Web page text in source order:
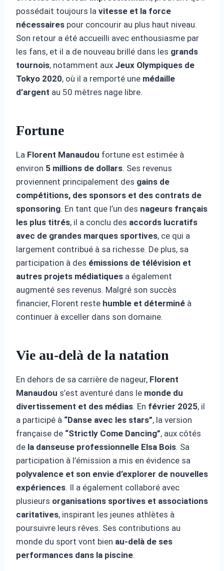
possédait toujours la vitesse et la force
nécessaires pour concourir au plus haut niveau.
Son retour a été accueilli avec enthousiasme par
les fans, et il a de nouveau brillé dans les grands
tournois, notamment aux Jeux Olympiques de
Tokyo 2020, où il a remporté une médaille
d’argent au 50 mètres nage libre.
Fortune
La Florent Manaudou fortune est estimée à
environ 5 millions de dollars. Ses revenus
proviennent principalement des gains de
compétitions, des sponsors et des contrats de
sponsoring. En tant que l’un des nageurs français
les plus titrés, il a conclu des accords lucratifs
avec de grandes marques sportives, ce qui a
largement contribué à sa richesse. De plus, sa
participation à des émissions de télévision et
autres projets médiatiques a également
augmenté ses revenus. Malgré son succès
financier, Florent reste humble et déterminé à
continuer à exceller dans son domaine.
Vie au-delà de la natation
En dehors de sa carrière de nageur, Florent
Manaudou s’est aventuré dans le monde du
divertissement et des médias. En février 2025, il
a participé à “Danse avec les stars”, la version
française de “Strictly Come Dancing”, aux côtés
de la danseuse professionnelle Elsa Bois. Sa
participation à l’émission a mis en évidence sa
polyvalence et son envie d’explorer de nouvelles
expériences. Il a également collaboré avec
plusieurs organisations sportives et associations
caritatives, inspirant les jeunes athlètes à
poursuivre leurs rêves. Ses contributions au
monde du sport vont bien au-delà de ses
performances dans la piscine.